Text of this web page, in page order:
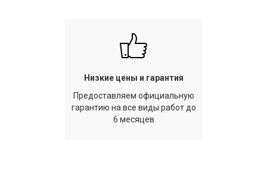
Низкие цены и гарантия
Предоставляем официальную
гарантию на все виды работ до
6 месяцев